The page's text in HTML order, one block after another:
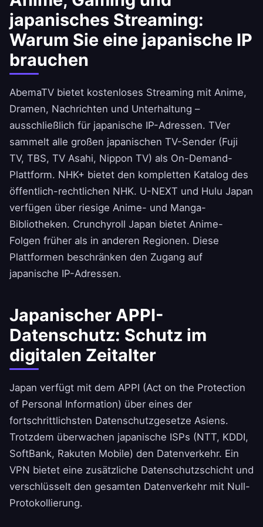
japanisches Streaming:
Warum Sie eine japanische IP
brauchen
AbemaTV bietet kostenloses Streaming mit Anime,
Dramen, Nachrichten und Unterhaltung –
ausschließlich für japanische IP-Adressen. TVer
sammelt alle großen japanischen TV-Sender (Fuji
TV, TBS, TV Asahi, Nippon TV) als On-Demand-
Plattform. NHK+ bietet den kompletten Katalog des
öffentlich-rechtlichen NHK. U-NEXT und Hulu Japan
verfügen über riesige Anime- und Manga-
Bibliotheken. Crunchyroll Japan bietet Anime-
Folgen früher als in anderen Regionen. Diese
Plattformen beschränken den Zugang auf
japanische IP-Adressen.
Japanischer APPI-
Datenschutz: Schutz im
digitalen Zeitalter
Japan verfügt mit dem APPI (Act on the Protection
of Personal Information) über eines der
fortschrittlichsten Datenschutzgesetze Asiens.
Trotzdem überwachen japanische ISPs (NTT, KDDI,
SoftBank, Rakuten Mobile) den Datenverkehr. Ein
VPN bietet eine zusätzliche Datenschutzschicht und
verschlüsselt den gesamten Datenverkehr mit Null-
Protokollierung.